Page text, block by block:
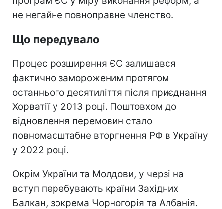
не негайне повноправне членство.
Що передувало
Процес розширення ЄС залишався
фактично замороженим протягом
останнього десятиліття після приєднання
Хорватії у 2013 році. Поштовхом до
відновлення перемовин стало
повномасштабне вторгнення РФ в Україну
у 2022 році.
Окрім України та Молдови, у черзі на
вступ перебувають країни Західних
Балкан, зокрема Чорногорія та Албанія.